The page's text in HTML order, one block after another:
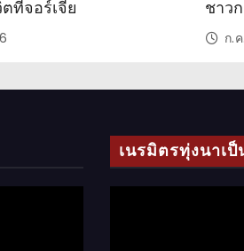
ที่จอร์เจีย
ชาว
ก.
เนรมิตรทุ่งนาเ